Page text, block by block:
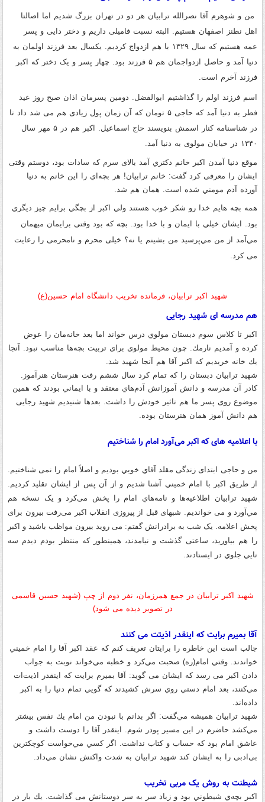
من و شوهرم آقا نصرالله ترابیان هر دو در تهران بزرگ شدیم اما اصالتا
اهل نطنز اصفهان هستیم.
البته نسبت فامیلی داریم و دختر دایی و پسر
عمه هستیم که سال ۱۳۲۹ با هم ازدواج کردیم
. یکسال بعد فرزند اولمان به
دنیا آمد و حاصل ازدواجمان هم ۵ فرزند بود
. چهار پسر و یک دختر که اکبر
فرزند آخرم است.
اسم فرزند اولم را گذاشتیم ابوالفضل. دومین پسرمان اذان صبح روز عید
فطر به دنیا آمد که حاجی ۵ تومان که آن زمان پول زیادی هم می شد داد تا
در شناسنامه کنار اسمش بنویسند حاج اسماعیل.
اکبر هم در ۵ مهر سال
۱۳۴۰ در خیابان مولوی به دنیا آمد
.
موقع دنیا آمدن اکبر
خانم دكتري آمد بالای سرم که سادات بود، دوستم وقتی
ایشان را معرفی کرد گفت: خانم ترابیان! هر بچه‌اي را اين خانم به دنيا
آورده آدم مومني شده است
همان هم شد
همه بچه هایم خدا رو شکر خوب هستند ولي اکبر از بچگي برایم چيز ديگري
بود. ایشان خيلي با ايمان و با خدا بود. بچه كه بود وقتی برایمان ميهمان
مي‌آمد از من مي‌پرسيد من بشينم يا نه؟ خیلی محرم و نامحرمی را رعایت
می کرد.
شهید اکبر ترابیان، فرمانده تخریب دانشگاه امام حسین(ع)
هم مدرسه ای شهید رجایی
اکبر تا كلاس سوم دبستان مولوي درس خواند اما بعد خانه‌مان را عوض
کرده و آمديم نارمك. چون محیط مولوی برای تربیت بچه‌ها مناسب نبود.
آنجا
يك خانه خريديم که اكبر آقا هم آنجا شهيد شد.
شهید ترابیان دبستان را که تمام كرد سال ششم رفت هنرستان هنرآموز .
کادر آن مدرسه و دانش آموزانش آدم‌هاي معتقد و با ايماني بودند که همین
موضوع روی پسر ما هم تاثیر خودش را داشت. بعدها شنیدیم شهید رجایی
هم دانش آموز همان هنرستان بوده.
با اعلامیه های که اکبر می‌آورد امام را شناختیم
من و حاجی ابتدای زندگی مقلد آقاي خويي بوديم و اصلاً امام را نمی شناختیم.
از طريق اكبر با امام خميني آشنا شديم و از آن پس از ایشان تقلید کردیم.
شهید ترابیان اطلاعيه‌ها و نامه‌هاي امام را پخش می‌کرد و یک نسخه هم
مي‌آورد و می خواندیم. شبهای قبل از پیروزی انقلاب اکبر می‌رفت بیرون برای
پخش اعلامه. یک شب به برادرانش گفتم: می روید بيرون مواظب باشيد و اكبر
را هم بياوريد، ساعتی گذشت و نیامدند، همینطور که منتظر بودم ديدم سه
تايي جلوي در ايستادند.
شهید اکبر ترابیان در جمع همرزمان، نفر دوم از چپ (شهید حسین قاسمی
در تصویر دیده می شود)
آقا بمیرم برایت که اینقدر اذیتت می کنند
جالب است این خاطره را برایتان تعریف کنم كه عقد اكبر آقا را امام خميني
خواندند. وقتي امام(ره) صحبت مي‌كرد و خطبه مي‌خواند نوبت به جواب
دادن اکبر می رسد که ایشان می گوید:
آقا بميرم برايت كه اينقدر اذيت‌ات
مي‌كنند، بعد امام دستي روي سرش كشيدند كه گويي تمام دنيا را به اکبر
داده‌اند.
شهید ترابیان همیشه مي‌گفت: اگر بدانم با نبودن من امام يك نفس بيشتر
مي‌كشد حاضرم در این مسیر پودر شوم.
اينقدر آقا را دوست داشت و
عاشق امام بود كه حساب و كتاب نداشت. اگر كسي مي‌خواست كوچكترين
بی‌ادبی را به ایشان کند شهید ترابیان به شدت واكنش نشان مي‌داد.
شیطنت به روش یک مربی تخریب
اکبر بچه‌ي شيطوني بود و زیاد سر به سر دوستانش می گذاشت. يك بار در